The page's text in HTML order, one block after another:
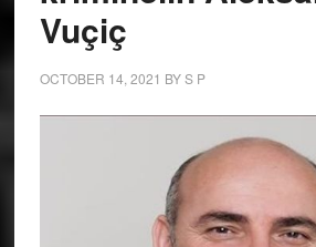
Vuçiç
OCTOBER 14, 2021 BYS P